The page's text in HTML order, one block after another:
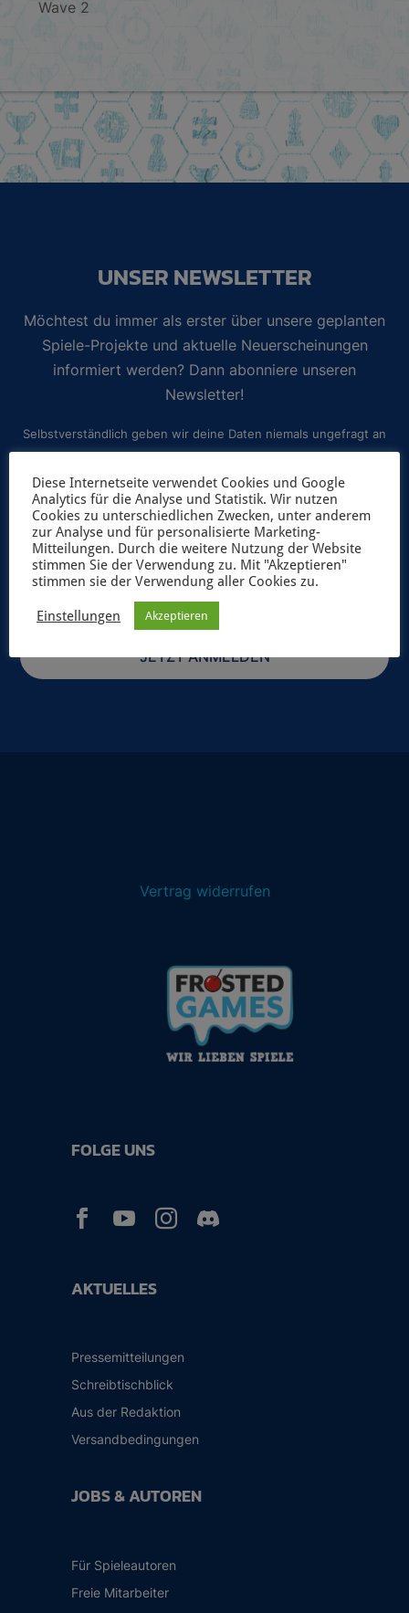
Wave 2
UNSER NEWSLETTER
Möchtest du immer als erster über unsere geplanten
Spiele-Projekte und aktuelle Neuerscheinungen
informiert werden? Dann abonniere unseren
Newsletter!
Selbstverständlich geben wir deine Daten niemals ungefragt an
findest du in unsererDatenschutzerklärung.
JETZT ANMELDEN
Vertrag widerrufen
AKTUELLES
Pressemitteilungen
Schreibtischblick
Aus der Redaktion
Versandbedingungen
JOBS & AUTOREN
Für Spieleautoren
Freie Mitarbeiter
FOLGE UNS
  
Diese Internetseite verwendet Cookies und Google
Analytics für die Analyse und Statistik. Wir nutzen
Cookies zu unterschiedlichen Zwecken, unter anderem
zur Analyse und für personalisierte Marketing-
Mitteilungen. Durch die weitere Nutzung der Website
stimmen Sie der Verwendung zu. Mit "Akzeptieren"
stimmen sie der Verwendung aller Cookies zu.
Einstellungen Akzeptieren